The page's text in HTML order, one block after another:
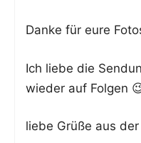
Dan­ke für eure
Ich lie­be die
wie­der auf Folgen
lie­be Grü­ße aus